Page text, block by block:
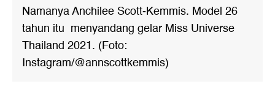
Namanya Anchilee Scott-Kemmis. Model 26
tahun itu menyandang gelar Miss Universe
Thailand 2021. (Foto:
Instagram/@annscottkemmis)